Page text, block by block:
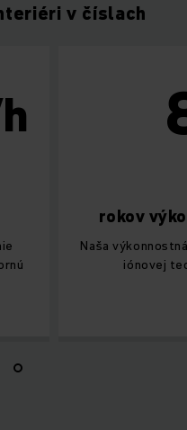
v číslach
rokov výkonu batérie
výkonnostná garancia
iónovej technológie.